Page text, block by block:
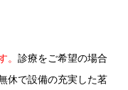
。 診療をご希望の場合
休で設備の充実した茗